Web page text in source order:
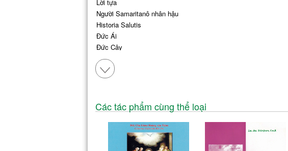
Lời tựa
Người Samaritanô nhân hậu
Historia Salutis
Đức Ái
Đức Cậy
I. Tội trọng
II. Sự hâm hẩm
III. Sự chết
V.
Đức hiền lành và khiêm nhường
VI. Đức khiết tịnh
Các tác phẩm cùng thể loại